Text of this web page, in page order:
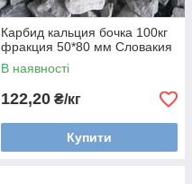
Карбид кальция бочка 100кг
фракция 50*80 мм Словакия
В наявності
122,20 ₴/кг
Купити